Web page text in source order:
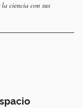
ciencia con sus